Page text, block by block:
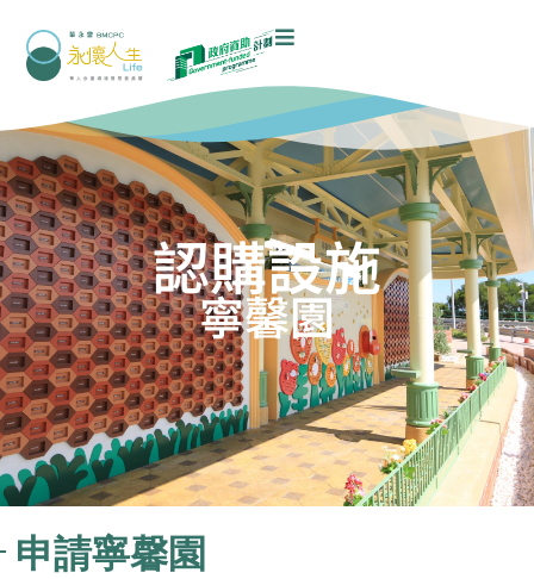
認購設施
寧馨園
申請寧馨園